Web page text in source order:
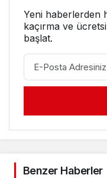
Yeni haberlerden
kaçırma ve
başlat.
Benzer Haberler